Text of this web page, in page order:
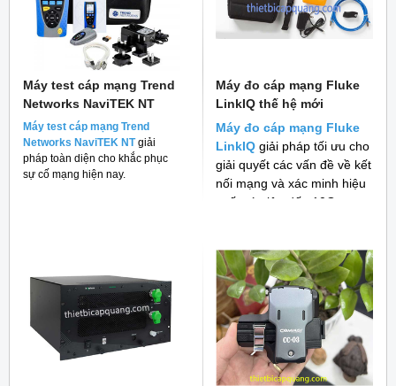
Máy test cáp mạng Trend
Networks NaviTEK NT
Máy test cáp mạng Trend
Networks NaviTEK NT giải
pháp toàn diện cho khắc phục
sự cố mạng hiện nay.
Máy đo cáp mạng Fluke
LinkIQ thế hệ mới
Máy đo cáp mạng Fluke
LinkIQ giải pháp tối ưu cho
giải quyết các vấn đề về kết
nối mạng và xác minh hiệu
suất cáp lên đến 10G